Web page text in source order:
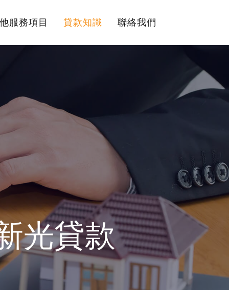
服務項目 貸款知識 聯絡我們
光貸款